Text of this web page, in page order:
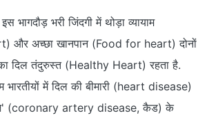
भागदौड़ भरी जिंदगी में थोड़ा व्यायाम
और अच्छा खानपान (Food for heart) दोनों
दिल तंदुरुस्त (Healthy Heart) रहता है.
में दिल की बीमारी (heart disease)
(coronary artery disease, कैड) के